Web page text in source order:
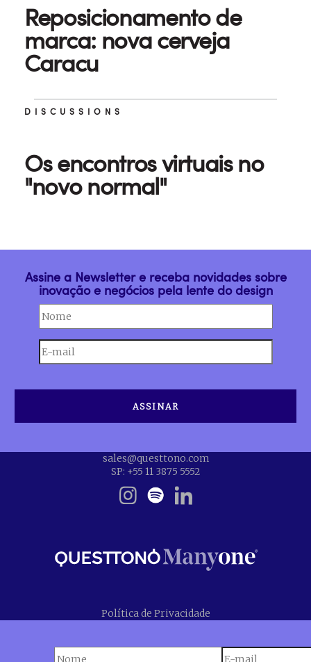
Reposicionamento de
marca: nova cerveja
Caracu
DISCUSSIONS
Os encontros virtuais no
"novo normal"
Assine a Newsletter e receba novidades sobre
inovação e negócios pela lente do design
sales@questtono.com
SP: +55 11 3875 5552
Política de Privacidade